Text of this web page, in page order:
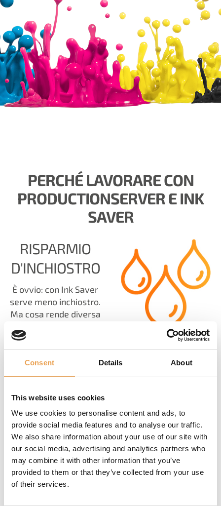
Consent Details About
This website uses cookies
We use cookies to personalise content and ads, to
provide social media features and to analyse our traffic.
We also share information about your use of our site with
our social media, advertising and analytics partners who
may combine it with other information that you’ve
provided to them or that they’ve collected from your use
of their services.
PERCHÉ LAVORARE CON
PRODUCTIONSERVER E INK
SAVER
RISPARMIO
D'INCHIOSTRO
È ovvio: con Ink Saver
serve meno inchiostro.
Ma cosa rende diversa
La nostra soluzione
non riduce
semplicemente la
utilizzata per tutti i
disegni di una
percentuale casuale.
Questo può portare a
problemi visivi con
alcuni disegni.
Con ColorGATE si
ottiene un risparmio